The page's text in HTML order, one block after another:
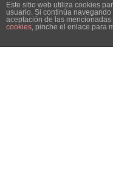
Quieres
Este sitio web utiliza cookies
usuario. Si continúa
aceptación de las
cookies, pinche el enlace para